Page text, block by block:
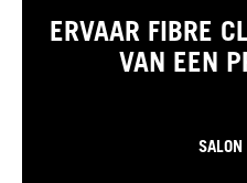
ERVAAR FIBRE
VAN EEN
SALON